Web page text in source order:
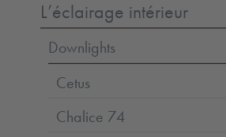
L’éclairage intérieur
Downlights
Cetus
Chalice 74